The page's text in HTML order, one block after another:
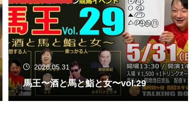
2026.05.31
馬王〜酒と馬と鮨と女〜vol.29